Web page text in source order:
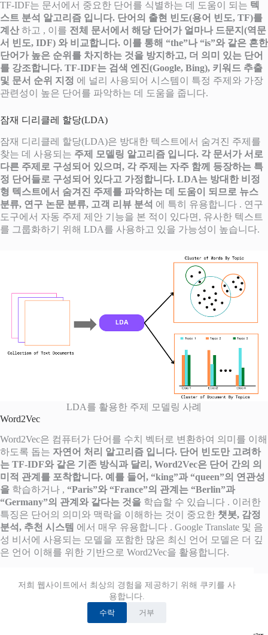
저희 웹사이트에서 최상의 경험을 제공하기 위해 쿠키를 사
용합니다.
수락 거부
TF-IDF는 문서에서 중요한 단어를 식별하는 데 도움이 되는 텍
스트 분석 알고리즘 입니다. 단어의 출현 빈도(용어 빈도, TF)를
계산하고 , 이를 전체 문서에서 해당 단어가 얼마나 드문지(역문
서 빈도, IDF) 와 비교합니다. 이를 통해 “the”나 “is”와 같은 흔한
단어가 높은 순위를 차지하는 것을 방지하고, 더 의미 있는 단어
를 강조합니다. TF-IDF는 검색 엔진(Google, Bing), 키워드 추출
및 문서 순위 지정 에 널리 사용되어 시스템이 특정 주제와 가장
관련성이 높은 단어를 파악하는 데 도움을 줍니다.
잠재 디리클레 할당(LDA)
잠재 디리클레 할당(LDA)은 방대한 텍스트에서 숨겨진 주제를
찾는 데 사용되는 주제 모델링 알고리즘 입니다. 각 문서가 서로
다른 주제로 구성되어 있으며, 각 주제는 자주 함께 등장하는 특
정 단어들로 구성되어 있다고 가정합니다. LDA는 방대한 비정
형 텍스트에서 숨겨진 주제를 파악하는 데 도움이 되므로 뉴스
분류, 연구 논문 분류, 고객 리뷰 분석 에 특히 유용합니다 . 연구
도구에서 자동 주제 제안 기능을 본 적이 있다면, 유사한 텍스트
를 그룹화하기 위해 LDA를 사용하고 있을 가능성이 높습니다.
LDA를 활용한 주제 모델링 사례
Word2Vec
Word2Vec은 컴퓨터가 단어를 수치 벡터로 변환하여 의미를 이해
하도록 돕는 자연어 처리 알고리즘 입니다. 단어 빈도만 고려하
는 TF-IDF와 같은 기존 방식과 달리, Word2Vec은 단어 간의 의
미적 관계를 포착합니다. 예를 들어, “king”과 “queen”의 연관성
을 학습하거나 , “Paris”와 “France”의 관계는 “Berlin”과
“Germany”의 관계와 같다는 것을 학습할 수 있습니다 . 이러한
특징은 단어의 의미와 맥락을 이해하는 것이 중요한 챗봇, 감정
분석, 추천 시스템 에서 매우 유용합니다 . Google Translate 및 음
성 비서에 사용되는 모델을 포함한 많은 최신 언어 모델은 더 깊
은 언어 이해를 위한 기반으로 Word2Vec을 활용합니다.